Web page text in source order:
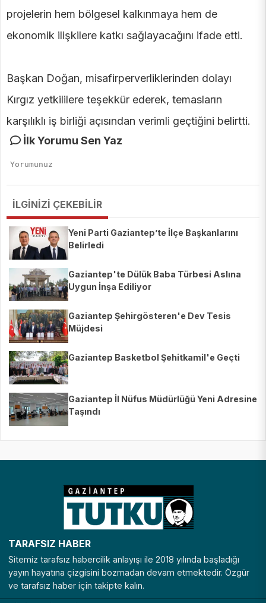
projelerin hem bölgesel kalkınmaya hem de
ekonomik ilişkilere katkı sağlayacağını ifade etti.
Başkan Doğan, misafirperverliklerinden dolayı
Kırgız yetkililere teşekkür ederek, temasların
karşılıklı iş birliği açısından verimli geçtiğini belirtti.
İlk Yorumu Sen Yaz
İLGİNİZİ ÇEKEBİLİR
Yeni Parti Gaziantep’te İlçe Başkanlarını
Belirledi
Gaziantep'te Dülük Baba Türbesi Aslına
Uygun İnşa Ediliyor
Gaziantep Şehirgösteren'e Dev Tesis
Müjdesi
Gaziantep Basketbol Şehitkamil'e Geçti
Gaziantep İl Nüfus Müdürlüğü Yeni Adresine
Taşındı
TARAFSIZ HABER
Sitemiz tarafsız habercilik anlayışı ile 2018 yılında başladığı
yayın hayatına çizgisini bozmadan devam etmektedir. Özgür
ve tarafsız haber için takipte kalın.